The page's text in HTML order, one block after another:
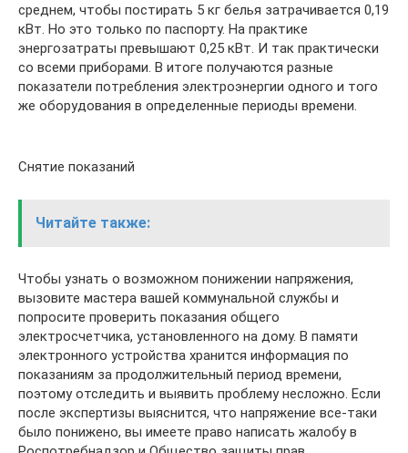
среднем, чтобы постирать 5 кг белья затрачивается 0,19
кВт. Но это только по паспорту. На практике
энергозатраты превышают 0,25 кВт. И так практически
со всеми приборами. В итоге получаются разные
показатели потребления электроэнергии одного и того
же оборудования в определенные периоды времени.
Снятие показаний
Читайте также:
Чтобы узнать о возможном понижении напряжения,
вызовите мастера вашей коммунальной службы и
попросите проверить показания общего
электросчетчика, установленного на дому. В памяти
электронного устройства хранится информация по
показаниям за продолжительный период времени,
поэтому отследить и выявить проблему несложно. Если
после экспертизы выяснится, что напряжение все-таки
было понижено, вы имеете право написать жалобу в